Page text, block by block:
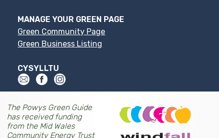
MANAGE YOUR GREEN PAGE
Green Community Page
Green Business Listing
CYSYLLTU
The Powys Green Guide
has received funding
from the Mid Wales
Community Energy Trust